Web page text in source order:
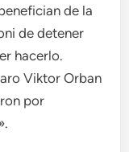
de la
de detener
hacerlo.
Viktor Orban
por